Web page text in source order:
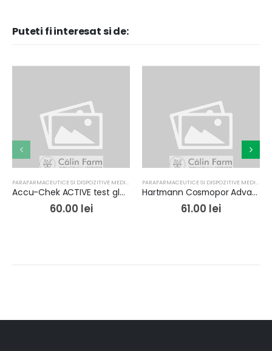
Puteti fi interesat si de:
PARAFARMACEUTICE SI DISPOZITIVE MEDICALE
Accu-Chek ACTIVE test glucose x 50 teste
60.00 lei
PARAFARMACEUTICE SI DISPOZITIVE MEDICALE
Hartmann Cosmopor Advance 7,2/5cm x 25buc
61.00 lei